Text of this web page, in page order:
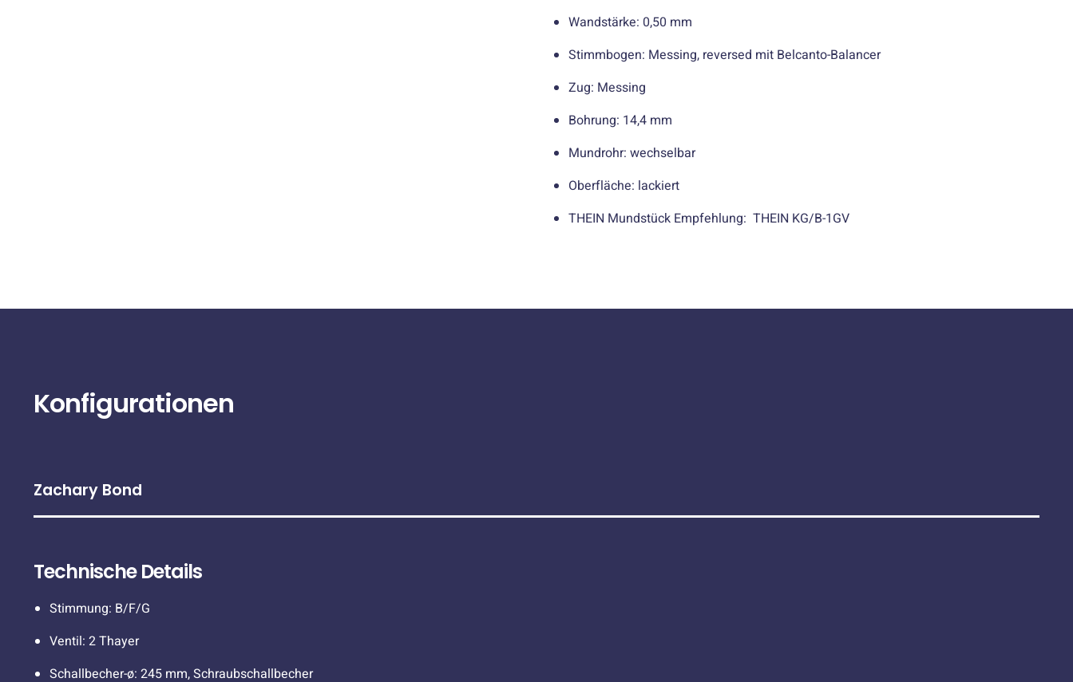
Wandstärke: 0,50 mm
Stimmbogen: Messing, reversed mit Belcanto-Balancer
Zug: Messing
Bohrung: 14,4 mm
Mundrohr: wechselbar
Oberfläche: lackiert
THEIN Mundstück Empfehlung: THEIN KG/B-1GV
Konfigurationen
Zachary Bond
Technische Details
Stimmung: B/F/G
Ventil: 2 Thayer
Schallbecher-ø: 245 mm, Schraubschallbecher